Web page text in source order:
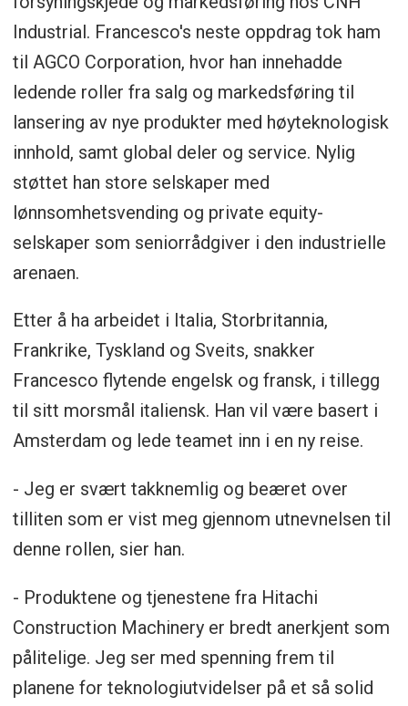
Industrial. Francesco's neste oppdrag tok ham
til AGCO Corporation, hvor han innehadde
ledende roller fra salg og markedsføring til
lansering av nye produkter med høyteknologisk
innhold, samt global deler og service. Nylig
støttet han store selskaper med
lønnsomhetsvending og private equity-
selskaper som seniorrådgiver i den industrielle
arenaen.
Etter å ha arbeidet i Italia, Storbritannia,
Frankrike, Tyskland og Sveits, snakker
Francesco flytende engelsk og fransk, i tillegg
til sitt morsmål italiensk. Han vil være basert i
Amsterdam og lede teamet inn i en ny reise.
- Jeg er svært takknemlig og beæret over
tilliten som er vist meg gjennom utnevnelsen til
denne rollen, sier han.
- Produktene og tjenestene fra Hitachi
Construction Machinery er bredt anerkjent som
pålitelige. Jeg ser med spenning frem til
planene for teknologiutvidelser på et så solid